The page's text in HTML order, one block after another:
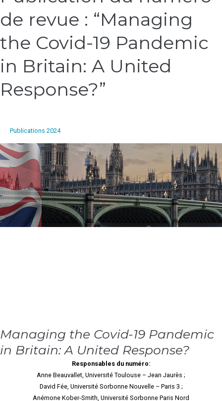
de revue : “Managing
the Covid-19 Pandemic
in Britain: A United
Response?”
Publications 2024
Managing the Covid-19 Pandemic
in Britain: A United Response?
Responsables du numéro:
Anne Beauvallet, Université Toulouse – Jean Jaurès ;
David Fée, Université Sorbonne Nouvelle – Paris 3 ;
Anémone Kober-Smith, Université Sorbonne Paris Nord
numéro
de
revue
“Managing
19
Britain:
United
Response?”